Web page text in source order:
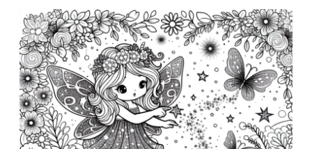
u
b
l
i
c
a
t
i
o
n